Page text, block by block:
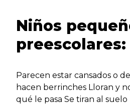
Niños
preescolares:
Parecen estar cansados o
hacen berrinches Lloran y
qué le pasa Se tiran al